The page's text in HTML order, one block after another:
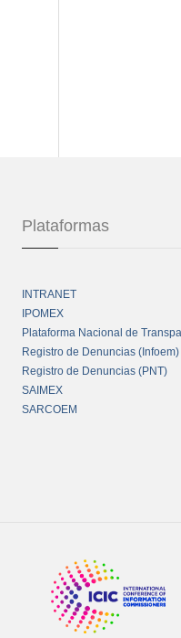
Plataformas
INTRANET
IPOMEX
Plataforma Nacional de
Registro de Denuncias (Infoem)
Registro de Denuncias (PNT)
SAIMEX
SARCOEM